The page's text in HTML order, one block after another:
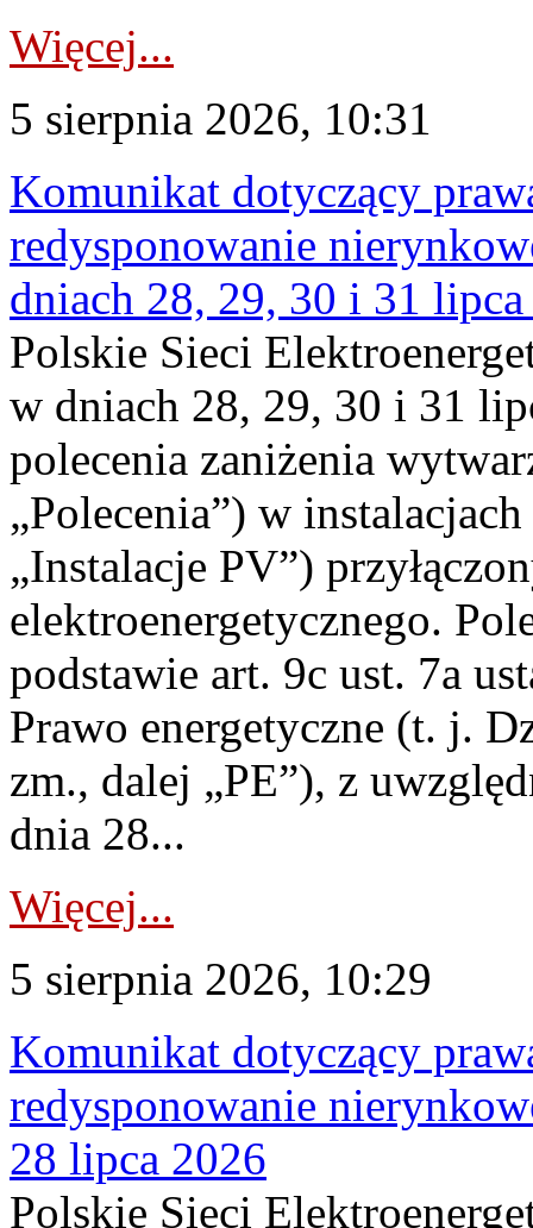
Więcej...
5 sierpnia 2026, 10:31
Komunikat dotyczący
redysponowanie
dniach 28, 29, 30 i 31
Polskie Sieci
w dniach 28, 29, 30 i 31
polecenia zaniżenia
„Polecenia”) w
„Instalacje PV”)
elektroenergetycznego.
podstawie art. 9c ust. 7a
Prawo energetyczne (t. j.
zm., dalej „PE”), z
dnia 28...
Więcej...
5 sierpnia 2026, 10:29
Komunikat dotyczący
redysponowanie
28 lipca 2026
Polskie Sieci